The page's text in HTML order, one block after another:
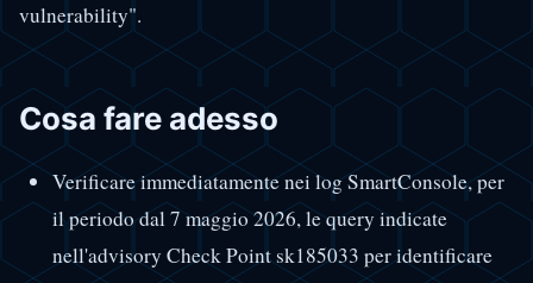
vulnerability".
Cosa fare adesso
Verificare immediatamente nei log SmartConsole, per
il periodo dal 7 maggio 2026, le query indicate
nell'advisory Check Point sk185033 per identificare